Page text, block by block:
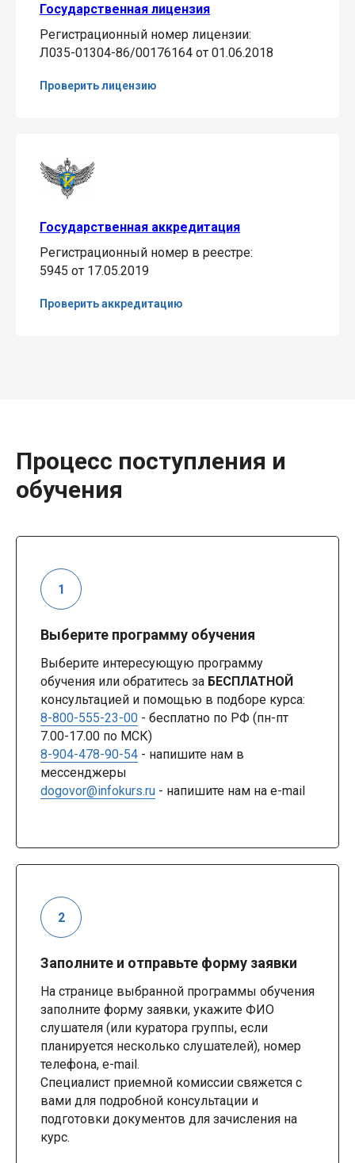
Государственная лицензия
Регистрационный номер лицензии:
Л035-01304-86/00176164 от 01.06.2018
Проверить лицензию
Государственная аккредитация
Регистрационный номер в реестре:
5945 от 17.05.2019
Проверить аккредитацию
Процесс поступления и
обучения
Выберите программу обучения
Выберите интересующую программу
обучения или обратитесь за БЕСПЛАТНОЙ
консультацией и помощью в подборе курса:
8-800-555-23-00 - бесплатно по РФ (пн-пт
7.00-17.00 по МСК)
8-904-478-90-54 - напишите нам в
мессенджеры
dogovor@infokurs.ru - напишите нам на e-mail
Заполните и отправьте форму заявки
На странице выбранной программы обучения
заполните форму заявки, укажите ФИО
слушателя (или куратора группы, если
планируется несколько слушателей), номер
телефона, e-mail.
Специалист приемной комиссии свяжется с
вами для подробной консультации и
подготовки документов для зачисления на
курс.